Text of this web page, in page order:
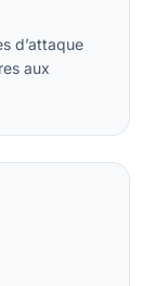
d’attaque
aux